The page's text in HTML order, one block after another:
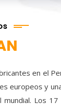
en el
europeos y
Los